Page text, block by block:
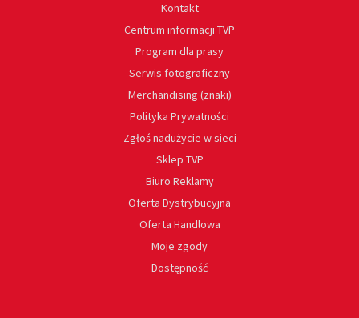
Kontakt
Centrum informacji TVP
Program dla prasy
Serwis fotograficzny
Merchandising (znaki)
Polityka Prywatności
Zgłoś nadużycie w sieci
Sklep TVP
Biuro Reklamy
Oferta Dystrybucyjna
Oferta Handlowa
Moje zgody
Dostępność